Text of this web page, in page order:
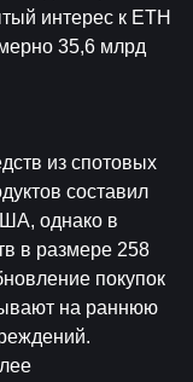
интерес к ETH
35,6 млрд
из спотовых
составил
однако в
в размере 258
покупок
на раннюю